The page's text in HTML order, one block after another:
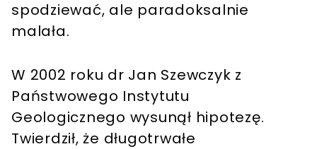
spodziewać, ale paradoksalnie
malała.
W 2002 roku dr Jan Szewczyk z
Państwowego Instytutu
Geologicznego wysunął hipotezę.
Twierdził, że długotrwałe